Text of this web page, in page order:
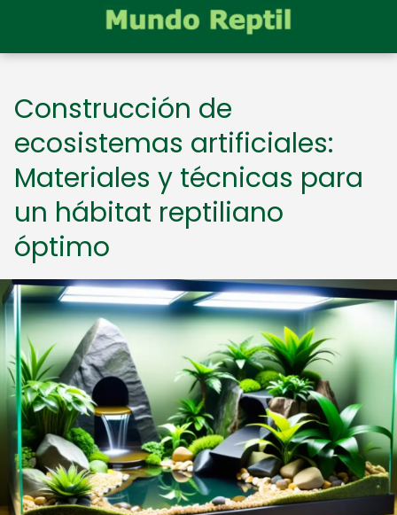
Construcción de
ecosistemas artificiales:
Materiales y técnicas para
un hábitat reptiliano
óptimo